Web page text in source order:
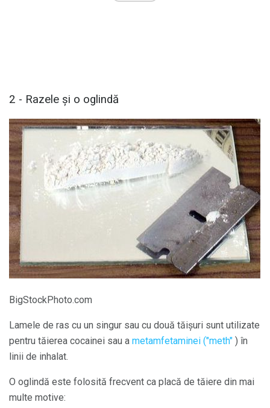
2 - Razele și o oglindă
BigStockPhoto.com
Lamele de ras cu un singur sau cu două tăișuri sunt utilizate
pentru tăierea cocainei sau a metamfetaminei ("meth" ) în
linii de inhalat.
O oglindă este folosită frecvent ca placă de tăiere din mai
multe motive: